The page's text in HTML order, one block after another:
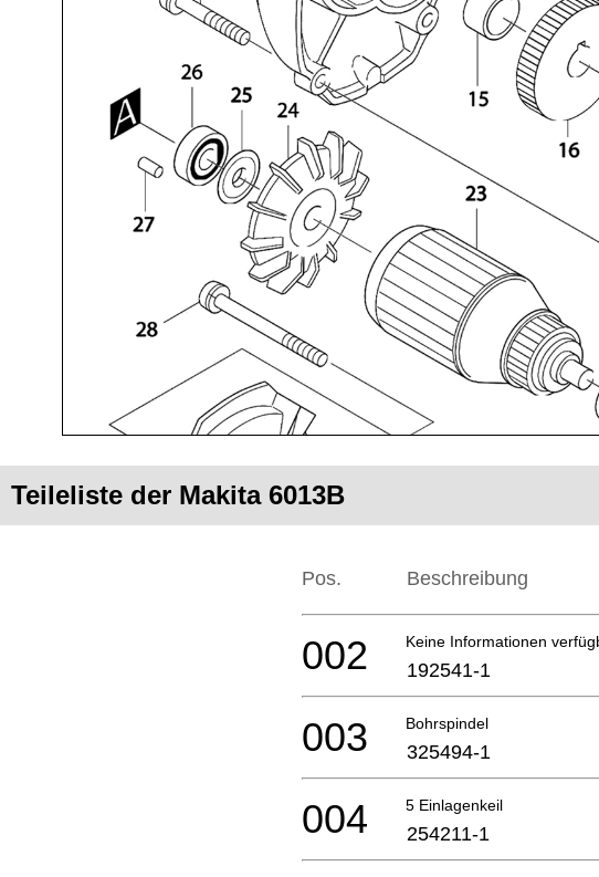
Teileliste der Makita 6013B
Pos. Beschreibung
Keine Informationen
002 192541-1
Bohrspindel
003 325494-1
5 Einlagenkeil
004 254211-1